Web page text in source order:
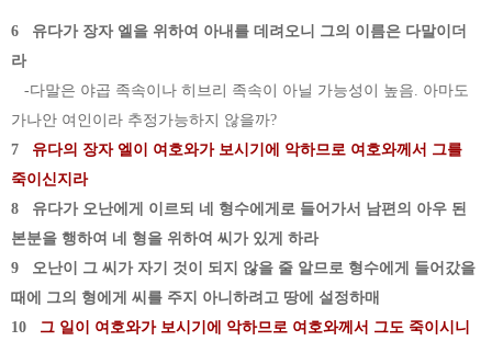
6 유다가 장자 엘을 위하여 아내를 데려오니 그의 이름은 다말이더
라
-다말은 야곱 족속이나 히브리 족속이 아닐 가능성이 높음. 아마도
가나안 여인이라 추정가능하지 않을까?
7 유다의 장자 엘이 여호와가 보시기에 악하므로 여호와께서 그를
죽이신지라
8 유다가 오난에게 이르되 네 형수에게로 들어가서 남편의 아우 된
본분을 행하여 네 형을 위하여 씨가 있게 하라
9 오난이 그 씨가 자기 것이 되지 않을 줄 알므로 형수에게 들어갔을
때에 그의 형에게 씨를 주지 아니하려고 땅에 설정하매
10 그 일이 여호와가 보시기에 악하므로 여호와께서 그도 죽이시니